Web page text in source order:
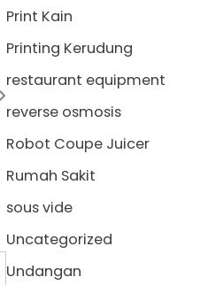
Print Kain
Printing Kerudung
restaurant equipment
reverse osmosis
Robot Coupe Juicer
Rumah Sakit
sous vide
Uncategorized
Undangan